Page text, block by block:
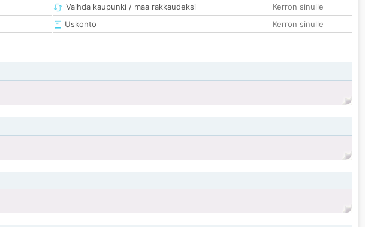
Vaihda kaupunki / maa rakkaudeksi
Kerron sinulle
Uskonto
Kerron sinulle